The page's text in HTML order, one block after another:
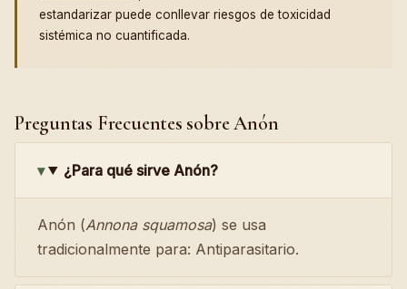
estandarizar puede conllevar riesgos de toxicidad
sistémica no cuantificada.
Preguntas Frecuentes sobre Anón
¿Para qué sirve Anón?
Anón (Annona squamosa) se usa
tradicionalmente para: Antiparasitario.